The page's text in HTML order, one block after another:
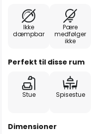
Ikke
dæmpbar
Pære
medfølger
ikke
Perfekt til disse rum
Stue Spisestue
Dimensioner